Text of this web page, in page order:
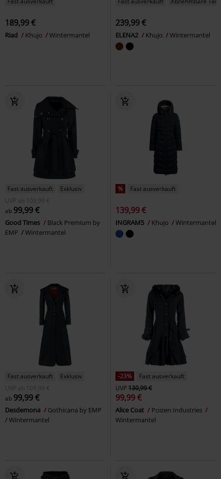
189,99 €
Riad Khujo Wintermantel
239,99 €
ELENA2 Khujo Wintermantel
Fast ausverkauft
Exklusiv
UVP
ab
109,99 €
ab 99,99 €
Good Times
Black Premium by
EMP
Wintermantel
% Fast ausverkauft
139,99 €
INGRAM5 Khujo Wintermantel
Fast ausverkauft
Exklusiv
UVP
ab
109,99 €
ab 99,99 €
Desdemona
Gothicana by EMP
Wintermantel
-23%
Fast ausverkauft
UVP130,99 €
99,99 €
Alice Coat
Poizen Industries
Wintermantel